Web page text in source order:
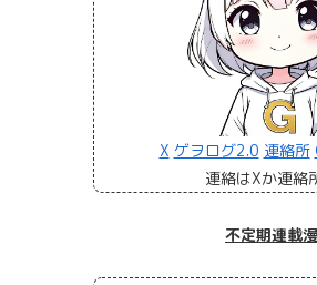
X ゲヲログ2.0 連絡所
連絡はXか連絡
不定期連載